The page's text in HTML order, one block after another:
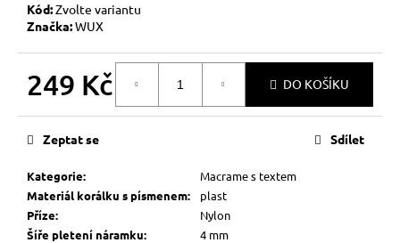
Kód:Zvolte variantu
Značka:WUX
249 Kč DO KOŠÍKU
Kategorie:
Macrame s textem
Materiál korálku s písmenem:
plast
Příze:
Nylon
Šíře pletení náramku:
4 mm
Zeptat se Sdílet
PORVÁZKOVÝ
169
Kč
210
Kč